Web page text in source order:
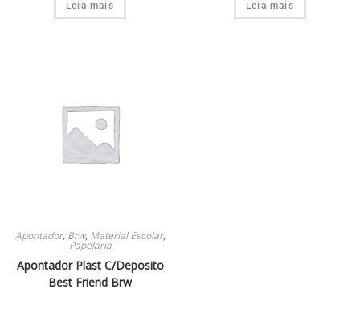
Leia mais Leia mais
Apontador, Brw, Material Escolar,
Papelaria
Apontador Plast C/Deposito
Best Friend Brw